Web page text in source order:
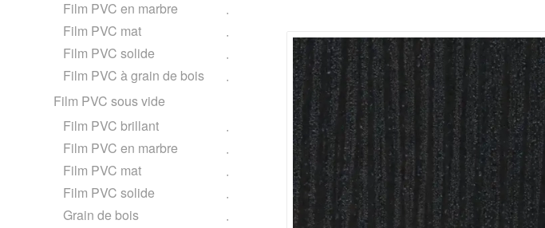
Film PVC en marbre
Film PVC mat
Film PVC solide
Film PVC à grain de bois
Film PVC sous vide
Film PVC brillant
Film PVC en marbre
Film PVC mat
Film PVC solide
Grain de bois